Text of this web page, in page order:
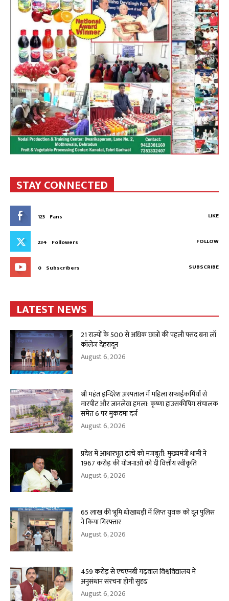
STAY CONNECTED
123 Fans LIKE
234 Followers FOLLOW
0 Subscribers SUBSCRIBE
LATEST NEWS
21 राज्यों के 500 से अधिक छात्रों की पहली पसंद बना लॉ
कॉलेज देहरादून
August 6, 2026
श्री महंत इन्दिरेश अस्पताल में महिला सफाईकर्मियों से
मारपीट और जानलेवा हमला: कृष्णा हाउसकीपिंग संचालक
समेत 6 पर मुकदमा दर्ज
August 6, 2026
प्रदेश में आधारभूत ढांचे को मजबूती: मुख्यमंत्री धामी ने
1967 करोड़ की योजनाओं को दी वित्तीय स्वीकृति
August 6, 2026
65 लाख की भूमि धोखाधड़ी में लिप्त युवक को दून पुलिस
ने किया गिरफ्तार
August 6, 2026
459 करोड़ से एचएनबी गढ़वाल विश्वविद्यालय में
अनुसंधान संरचना होगी सुदृढ
August 6, 2026